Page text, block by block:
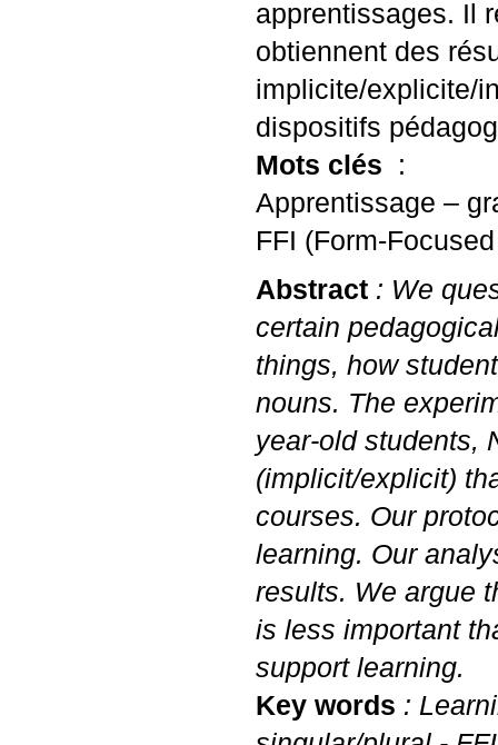
apprentissages. Il
obtiennent des
implicite/explicite/
dispositifs
Mots clés
:
Apprentissage –
FFI (Form-
Abstract : We
certain
things, how
nouns. The
year-old students,
(implicit/explicit)
courses. Our
learning. Our
results. We argue
is less important
support learning.
Key words :